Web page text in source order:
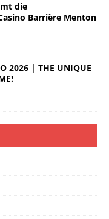
die
Barrière Menton
2026 | THE UNIQUE